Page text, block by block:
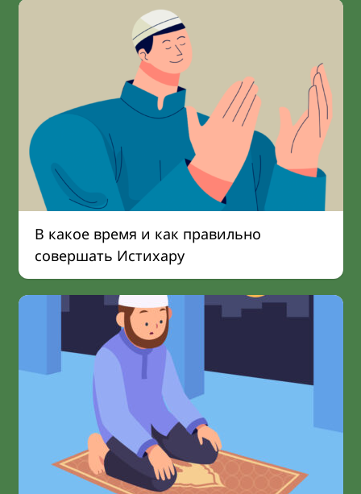
В какое время и как правильно
совершать Истихару